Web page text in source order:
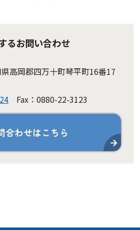
るお問い合わせ
高岡郡四万十町琴平町16番17
Fax：0880-22-3123
合わせはこちら